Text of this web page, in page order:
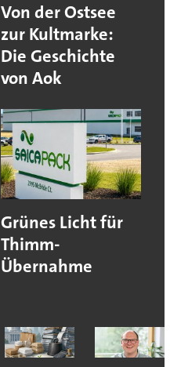
Von der Ostsee
zur Kultmarke:
Die Geschichte
von Aok
Grünes Licht für
Thimm-
Übernahme